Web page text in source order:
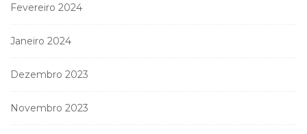
Fevereiro 2024
Janeiro 2024
Dezembro 2023
Novembro 2023